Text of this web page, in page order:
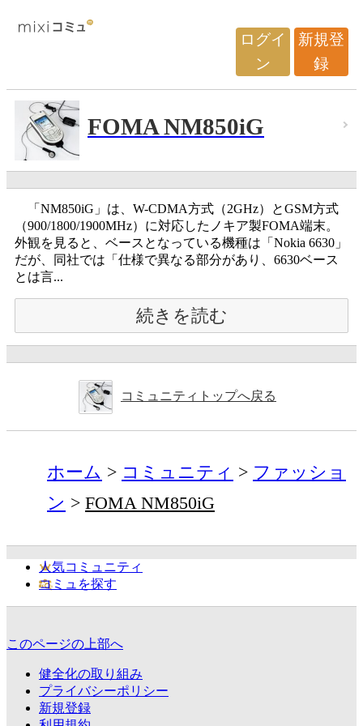
ログイ
ン
新規登
録
FOMA NM850iG
「NM850iG」は、W-CDMA方式（2GHz）とGSM方式
（900/1800/1900MHz）に対応したノキア製FOMA端末。
外観を見ると、ベースとなっている機種は「Nokia 6630」
だが、同社では「仕様で異なる部分があり、6630ベース
とは言...
続きを読む
コミュニティトップへ戻る
ホーム コミュニティ
ファッショ
ン
FOMA NM850iG
人気コミュニティ
コミュを探す
このページの上部へ
健全化の取り組み
プライバシーポリシー
新規登録